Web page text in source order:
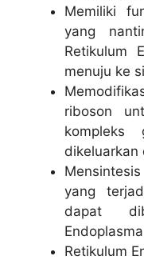
Memiliki
yang
Retikulum
menuju ke
riboson
dikeluarkan
yang
dapat
Retikulum